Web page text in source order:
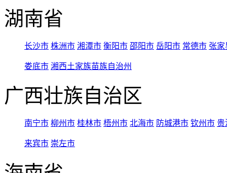
湖南省
长沙市 株洲市 湘潭市 衡阳市 邵阳市 岳阳市 常德市 张家
娄底市 湘西土家族苗族自治州
广西壮族自治区
南宁市 柳州市 桂林市 梧州市 北海市 防城港市 钦州市 贵
来宾市 崇左市